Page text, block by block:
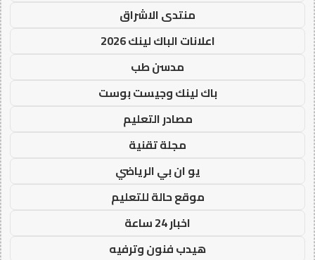
منتدى الاشراق
اعلانات الباك لينك 2026
مدسن طب
باك لينك وجيست بوست
مصادر التعليم
مجلة تقنية
يو ان بي الرياضي
موقع حالة للتعليم
اخبار 24 ساعة
هيدب فنون وترفيه